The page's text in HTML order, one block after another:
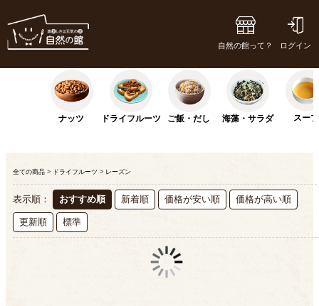
自然の館って？ ログイン
ナッツ ドライフルーツ ご飯・だし 海藻・サラダ スープ
全ての商品 > ドライフルーツ > レーズン
表示順： おすすめ順 新着順 価格が安い順 価格が高い順
更新順 標準